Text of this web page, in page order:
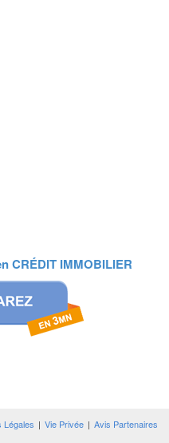
CRÉDIT IMMOBILIER
Légales | Vie Privée | Avis Partenaires